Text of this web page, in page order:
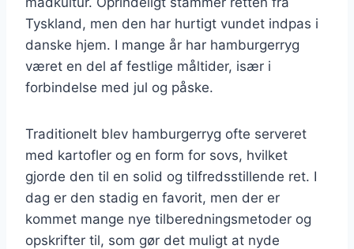
Tyskland, men den har hurtigt vundet indpas i
danske hjem. I mange år har hamburgerryg
været en del af festlige måltider, især i
forbindelse med jul og påske.
Traditionelt blev hamburgerryg ofte serveret
med kartofler og en form for sovs, hvilket
gjorde den til en solid og tilfredsstillende ret. I
dag er den stadig en favorit, men der er
kommet mange nye tilberedningsmetoder og
opskrifter til, som gør det muligt at nyde